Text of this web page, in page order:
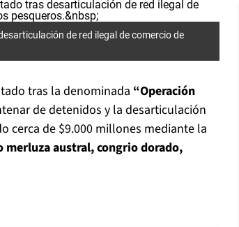
de red ilegal de comercio de
tras la denominada “Operación
de detenidos y la desarticulación
cerca de $9.000 millones mediante la
merluza austral, congrio dorado,